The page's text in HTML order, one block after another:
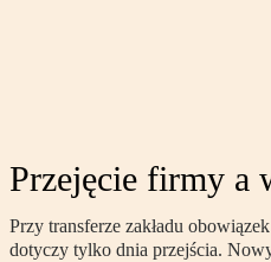
Przejęcie firmy a
Przy transferze zakładu
dotyczy tylko dnia przejścia.